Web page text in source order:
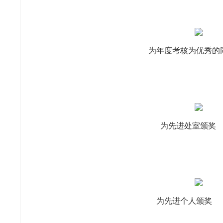
为年度考核为优秀的同
为先进处室颁奖
为先进个人颁奖